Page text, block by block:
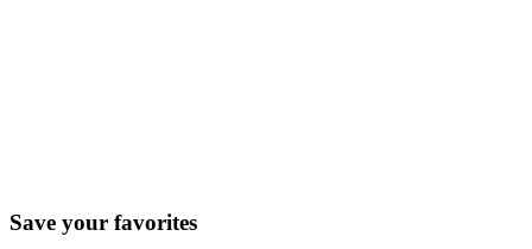
Save your favorites